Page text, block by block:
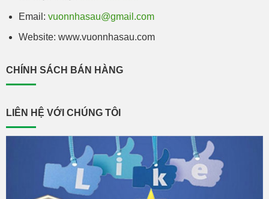
Email: vuonnhasau@gmail.com
Website: www.vuonnhasau.com
CHÍNH SÁCH BÁN HÀNG
LIÊN HỆ VỚI CHÚNG TÔI